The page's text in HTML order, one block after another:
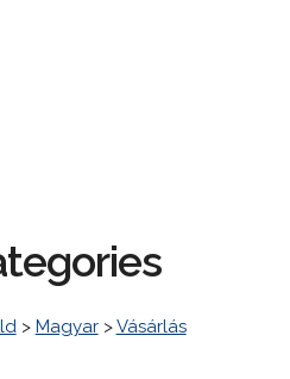
> Magyar>Vásárlás